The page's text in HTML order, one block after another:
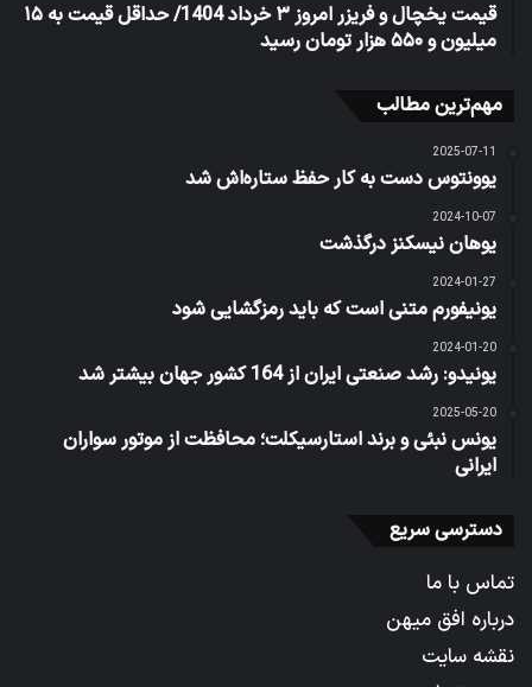
قیمت یخچال و فریزر امروز ۳ خرداد 1404/ حداقل قیمت به ۱۵
میلیون و ۵۵۰ هزار تومان رسید
مهم‌ترین مطالب
2025-07-11
یوونتوس دست به کار حفظ ستاره‌اش شد
2024-10-07
یوهان نیسکنز درگذشت
2024-01-27
یونیفورم متنی است که باید رمزگشایی شود
2024-01-20
یونیدو: رشد صنعتی ایران از 164 کشور جهان بیشتر شد
2025-05-20
یونس نبئی و برند استارسیکلت؛ محافظت از موتور سواران
ایرانی
دسترسی سریع
تماس با ما
درباره افق میهن
نقشه سایت